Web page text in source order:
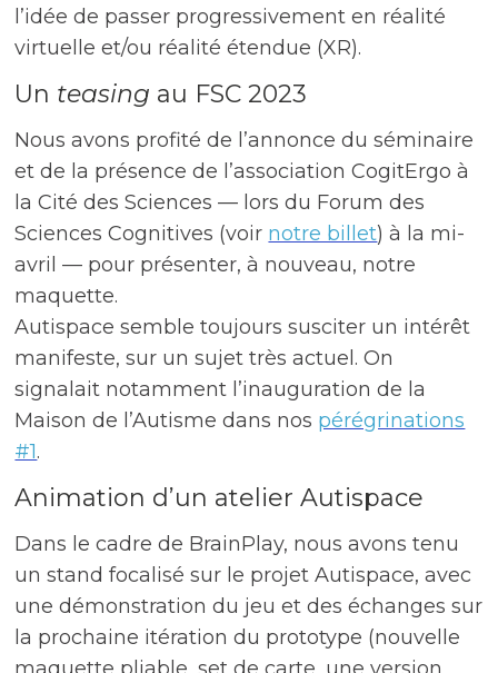
l’idée de passer progressivement en réalité
virtuelle et/ou réalité étendue (XR).
Un teasing au FSC 2023
Nous avons profité de l’annonce du séminaire
et de la présence de l’association CogitErgo à
la Cité des Sciences — lors du Forum des
Sciences Cognitives (voir notre billet) à la mi-
avril — pour présenter, à nouveau, notre
maquette.
Autispace semble toujours susciter un intérêt
manifeste, sur un sujet très actuel. On
signalait notamment l’inauguration de la
Maison de l’Autisme dans nos pérégrinations
#1.
Animation d’un atelier Autispace
Dans le cadre de BrainPlay, nous avons tenu
un stand focalisé sur le projet Autispace, avec
une démonstration du jeu et des échanges sur
la prochaine itération du prototype (nouvelle